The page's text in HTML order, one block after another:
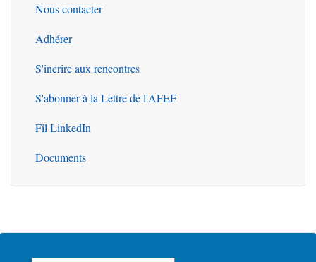
Outils
Nous contacter
Adhérer
S'incrire aux rencontres
S'abonner à la Lettre de l'AFEF
Fil LinkedIn
Documents